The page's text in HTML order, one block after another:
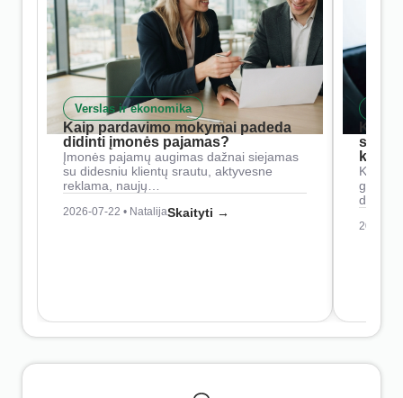
Verslas ir ekonomika
Kaip pardavimo mokymai padeda
didinti įmonės pajamas?
Įmonės pajamų augimas dažnai siejamas
su didesniu klientų srautu, aktyvesne
reklama, naujų…
2026-07-22 • NatalijaSkaityti →
Kaip
2026-